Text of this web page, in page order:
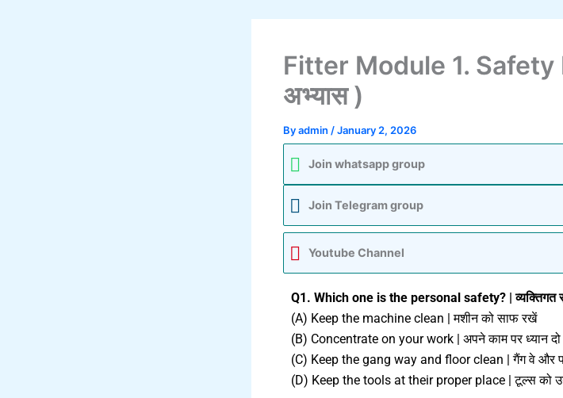
Fitter Module 1. Safety
अभ्यास )
Byadmin /January 2, 2026
Join whatsapp group
Join Telegram group
Youtube Channel
Q1. Which one is the personal safety? | व्यक्तिगत
(A) Keep the machine clean | मशीन को साफ रखें
(B) Concentrate on your work | अपने काम पर ध्यान दो
(C) Keep the gang way and floor clean | गैंग वे और
(D) Keep the tools at their proper place | टूल्स को